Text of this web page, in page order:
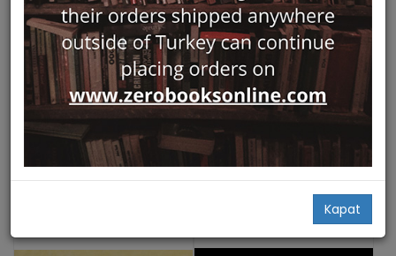
Kapat
Hızlı Bakış
Oyun ve Bugu. Turk
Kulturunde Oyun Kavrami
Yapı Kredi Yayınları
42,00
Hızlı Bakış
Osmanli Tasvir Sanatlari 1:
Minyatur
Yapı Kredi Yayınları
Metin And
109,00